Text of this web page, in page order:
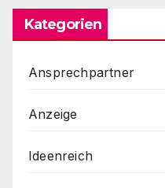
Kategorien
Ansprechpartner
Anzeige
Ideenreich